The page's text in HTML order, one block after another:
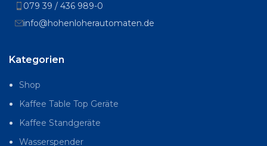
079 39 / 436 989-0
info@hohenloherautomaten.de
Kategorien
Shop
Kaffee Table Top Geräte
Kaffee Standgeräte
Wasserspender